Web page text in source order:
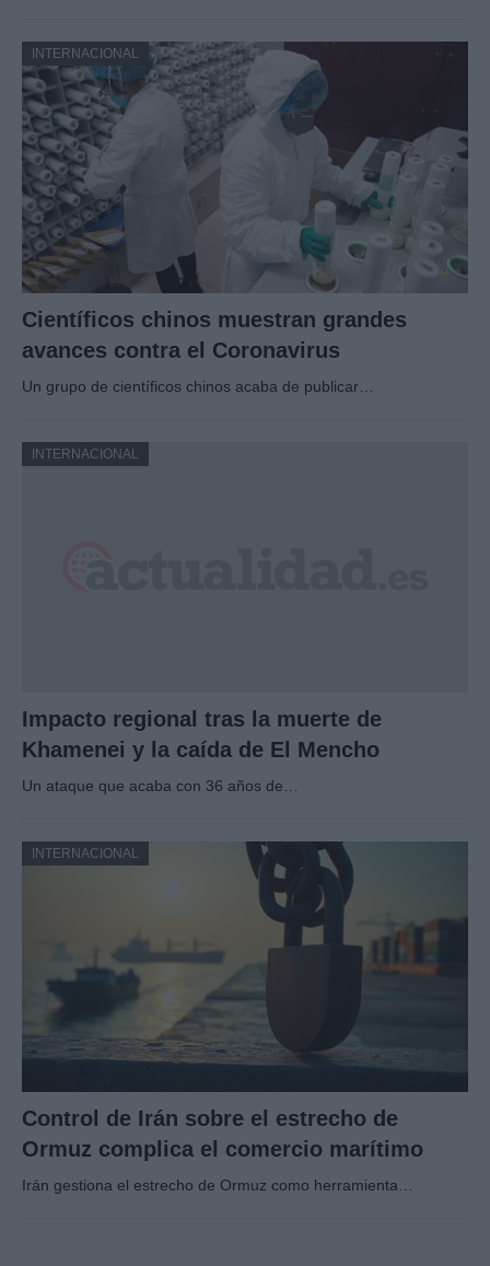
INTERNACIONAL
Científicos chinos muestran grandes
avances contra el Coronavirus
Un grupo de científicos chinos acaba de publicar…
INTERNACIONAL
Impacto regional tras la muerte de
Khamenei y la caída de El Mencho
Un ataque que acaba con 36 años de…
INTERNACIONAL
Control de Irán sobre el estrecho de
Ormuz complica el comercio marítimo
Irán gestiona el estrecho de Ormuz como herramienta…